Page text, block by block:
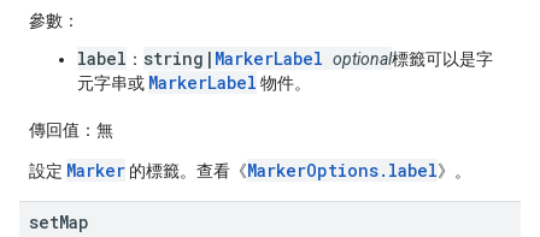
參數：
label ： string| MarkerLabel optional標籤可以是字
元字串或 MarkerLabel 物件。
傳回值： 無
設定 Marker 的標籤。查看《MarkerOptions.label》。
setMap